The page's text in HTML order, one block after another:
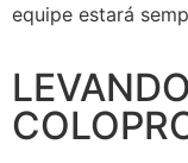
equipe estará